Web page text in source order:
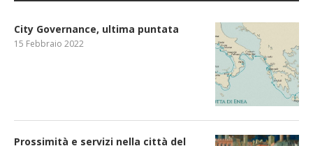
City Governance, ultima puntata
15 Febbraio 2022
Prossimità e servizi nella città del